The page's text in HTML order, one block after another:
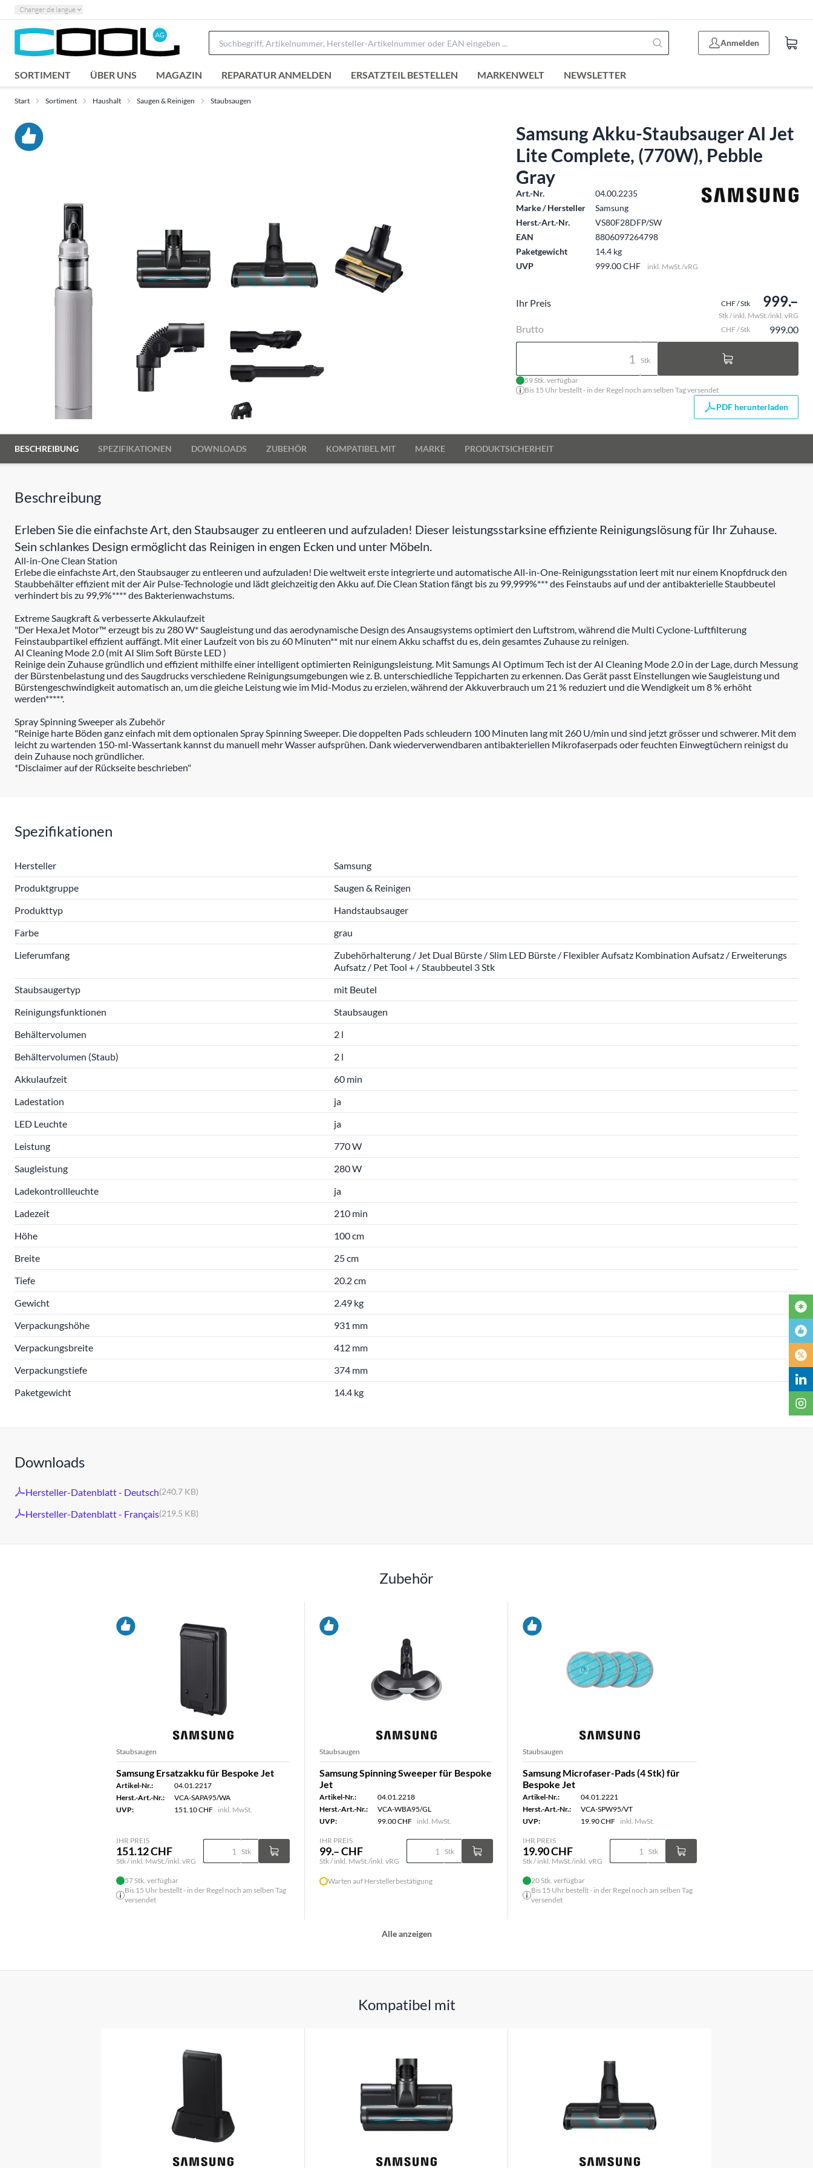
Changer de langue
Anmelden
SORTIMENT ÜBER UNS MAGAZIN REPARATUR ANMELDEN ERSATZTEIL BESTELLEN MARKENWELT NEWSLETTER
Start Sortiment Haushalt Saugen & Reinigen Staubsaugen
Samsung Akku-Staubsauger AI Jet
Lite Complete, (770W), Pebble
Gray
Art.-Nr.
04.00.2235
Marke / Hersteller
Samsung
Herst.-Art.-Nr.
VS80F28DFP/SW
EAN
8806097264798
Paketgewicht
14.4 kg
UVP
999.00 CHF inkl. MwSt./vRG
Ihr Preis CHF / Stk 999.–
Stk / inkl. MwSt./inkl. vRG
Brutto CHF / Stk 999.00
Stk
59 Stk. verfügbar
Bis 15 Uhr bestellt - in der Regel noch am selben Tag versendet
PDF herunterladen
BESCHREIBUNG SPEZIFIKATIONEN DOWNLOADS ZUBEHÖR KOMPATIBEL MIT MARKE PRODUKTSICHERHEIT
Beschreibung
Erleben Sie die einfachste Art, den Staubsauger zu entleeren und aufzuladen! Dieser leistungsstarksine effiziente Reinigungslösung für Ihr Zuhause.
Sein schlankes Design ermöglicht das Reinigen in engen Ecken und unter Möbeln.
All-in-One Clean Station
Erlebe die einfachste Art, den Staubsauger zu entleeren und aufzuladen! Die weltweit erste integrierte und automatische All-in-One-Reinigungsstation leert mit nur einem Knopfdruck den
Staubbehälter effizient mit der Air Pulse-Technologie und lädt gleichzeitig den Akku auf. Die Clean Station fängt bis zu 99,999%*** des Feinstaubs auf und der antibakterielle Staubbeutel
verhindert bis zu 99,9%**** des Bakterienwachstums.
Extreme Saugkraft & verbesserte Akkulaufzeit
"Der HexaJet Motor™ erzeugt bis zu 280 W* Saugleistung und das aerodynamische Design des Ansaugsystems optimiert den Luftstrom, während die Multi Cyclone-Luftfilterung
Feinstaubpartikel effizient auffängt. Mit einer Laufzeit von bis zu 60 Minuten** mit nur einem Akku schaffst du es, dein gesamtes Zuhause zu reinigen.
AI Cleaning Mode 2.0 (mit AI Slim Soft Bürste LED )
Reinige dein Zuhause gründlich und effizient mithilfe einer intelligent optimierten Reinigungsleistung. Mit Samungs AI Optimum Tech ist der AI Cleaning Mode 2.0 in der Lage, durch Messung
der Bürstenbelastung und des Saugdrucks verschiedene Reinigungsumgebungen wie z. B. unterschiedliche Teppicharten zu erkennen. Das Gerät passt Einstellungen wie Saugleistung und
Bürstengeschwindigkeit automatisch an, um die gleiche Leistung wie im Mid-Modus zu erzielen, während der Akkuverbrauch um 21 % reduziert und die Wendigkeit um 8 % erhöht
werden*****.
Spray Spinning Sweeper als Zubehör
"Reinige harte Böden ganz einfach mit dem optionalen Spray Spinning Sweeper. Die doppelten Pads schleudern 100 Minuten lang mit 260 U/min und sind jetzt grösser und schwerer. Mit dem
leicht zu wartenden 150-ml-Wassertank kannst du manuell mehr Wasser aufsprühen. Dank wiederverwendbaren antibakteriellen Mikrofaserpads oder feuchten Einwegtüchern reinigst du
dein Zuhause noch gründlicher.
*Disclaimer auf der Rückseite beschrieben"
Spezifikationen
Hersteller
Samsung
Produktgruppe
Saugen & Reinigen
Produkttyp
Handstaubsauger
Farbe
grau
Lieferumfang
Zubehörhalterung / Jet Dual Bürste / Slim LED Bürste / Flexibler Aufsatz Kombination Aufsatz / Erweiterungs
Aufsatz / Pet Tool + / Staubbeutel 3 Stk
Staubsaugertyp
mit Beutel
Reinigungsfunktionen
Staubsaugen
Behältervolumen
2 l
Behältervolumen (Staub)
2 l
Akkulaufzeit
60 min
Ladestation
ja
LED Leuchte
ja
Leistung
770 W
Saugleistung
280 W
Ladekontrollleuchte
ja
Ladezeit
210 min
Höhe
100 cm
Breite
25 cm
Tiefe
20.2 cm
Gewicht
2.49 kg
Verpackungshöhe
931 mm
Verpackungsbreite
412 mm
Verpackungstiefe
374 mm
Paketgewicht
14.4 kg
Downloads
Hersteller-Datenblatt - Deutsch(240.7 KB)
Hersteller-Datenblatt - Français(219.5 KB)
Zubehör
Staubsaugen
Samsung Ersatzakku für Bespoke Jet
Artikel-Nr.:
04.01.2217
Herst.-Art.-Nr.:
VCA-SAPA95/WA
UVP:
151.10 CHF inkl. MwSt.
IHR PREIS
151.12 CHF
Stk / inkl. MwSt./inkl. vRG
Stk
57 Stk. verfügbar
Bis 15 Uhr bestellt - in der Regel noch am selben Tag
versendet
Staubsaugen
Samsung Spinning Sweeper für Bespoke
Jet
Artikel-Nr.:
04.01.2218
Herst.-Art.-Nr.:
VCA-WBA95/GL
UVP:
99.00 CHF inkl. MwSt.
IHR PREIS
99.– CHF
Stk / inkl. MwSt./inkl. vRG
Stk
Warten auf Herstellerbestätigung
Staubsaugen
Samsung Microfaser-Pads (4 Stk) für
Bespoke Jet
Artikel-Nr.:
04.01.2221
Herst.-Art.-Nr.:
VCA-SPW95/VT
UVP:
19.90 CHF inkl. MwSt.
IHR PREIS
19.90 CHF
Stk / inkl. MwSt./inkl. vRG
Stk
20 Stk. verfügbar
Bis 15 Uhr bestellt - in der Regel noch am selben Tag
versendet
Alle anzeigen
Kompatibel mit